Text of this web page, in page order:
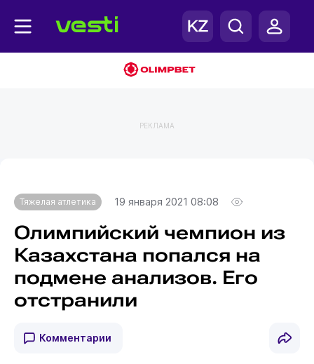
РЕКЛАМА
Тяжелая атлетика 19 января 2021 08:08
Олимпийский чемпион из
Казахстана попался на
подмене анализов. Его
отстранили
Комментарии